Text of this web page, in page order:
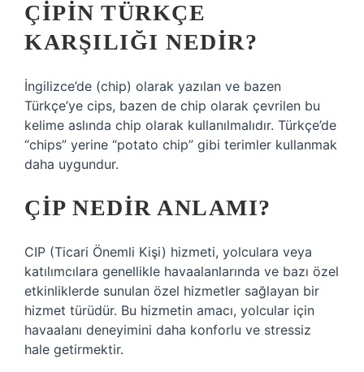
ÇIPIN TÜRKÇE
KARŞILIĞI NEDIR?
İngilizce’de (chip) olarak yazılan ve bazen
Türkçe’ye cips, bazen de chip olarak çevrilen bu
kelime aslında chip olarak kullanılmalıdır. Türkçe’de
“chips” yerine “potato chip” gibi terimler kullanmak
daha uygundur.
ÇIP NEDIR ANLAMI?
CIP (Ticari Önemli Kişi) hizmeti, yolculara veya
katılımcılara genellikle havaalanlarında ve bazı özel
etkinliklerde sunulan özel hizmetler sağlayan bir
hizmet türüdür. Bu hizmetin amacı, yolcular için
havaalanı deneyimini daha konforlu ve stressiz
hale getirmektir.